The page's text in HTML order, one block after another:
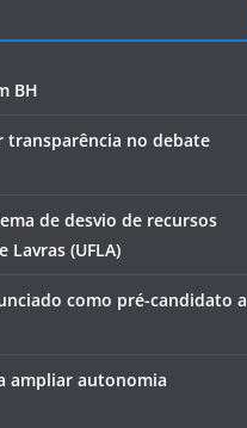
BH
no debate
de desvio de recursos
(UFLA)
como pré-candidato a
ampliar autonomia